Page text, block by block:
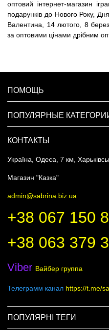
оптовий інтернет-магазин
подарунків до Нового Року,
Валентина, 14 лютого, 8
за оптовими цінами дрібним
ПОМОЩЬ
ПОПУЛЯРНЫЕ
КОНТАКТЫ
Україна, Одеса, 7 км,
Магазин "Казка"
admin@sabrina.biz.ua
+38 067 150
+38 063 379
Viber Вайбер группа
Телеграмм канал https://t.me/
ПОПУЛЯРНІ ТЕГИ